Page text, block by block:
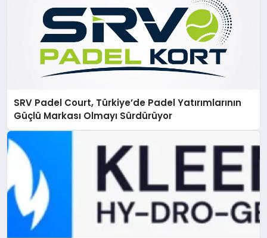
SRV Padel Court, Türkiye’de Padel Yatırımlarının
Güçlü Markası Olmayı Sürdürüyor